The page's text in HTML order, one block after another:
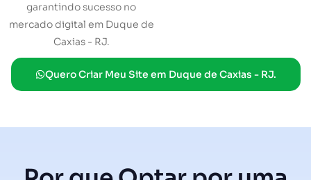
garantindo sucesso no
mercado digital em Duque de
Caxias - RJ.
Quero Criar Meu Site em Duque de Caxias - RJ.